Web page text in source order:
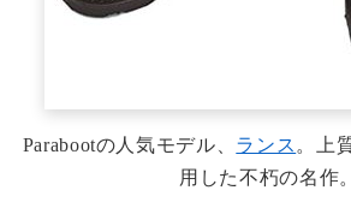
Parabootの人気モデル、 ランス 。上
用した不朽の名作。